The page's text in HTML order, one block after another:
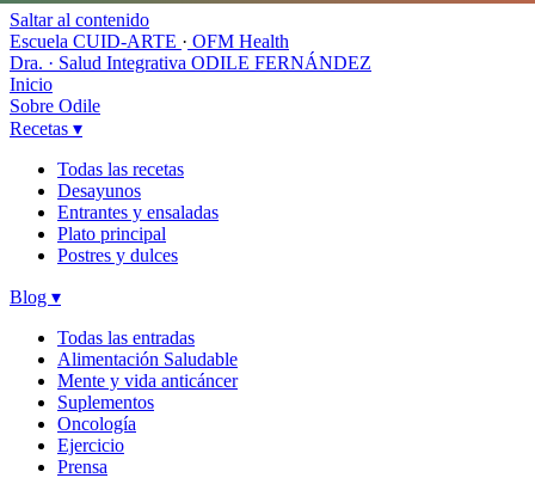
Saltar al contenido
Escuela CUID-ARTE · OFM Health
Dra. · Salud Integrativa ODILE FERNÁNDEZ
Inicio
Sobre Odile
Recetas ▾
Todas las recetas
Desayunos
Entrantes y ensaladas
Plato principal
Postres y dulces
Blog ▾
Todas las entradas
Alimentación Saludable
Mente y vida anticáncer
Suplementos
Oncología
Ejercicio
Prensa